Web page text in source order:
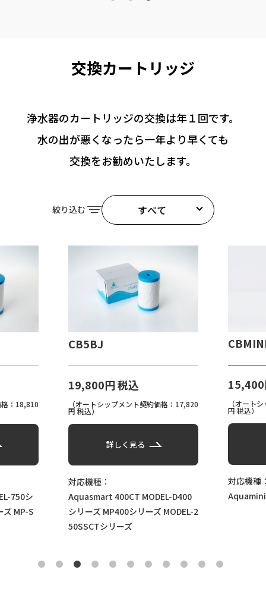
交換カートリッジ
浄⽔器のカートリッジの交換は年１回です。
⽔の出が悪くなったら⼀年より早くても
交換をお勧めいたします。
絞り込む すべて
19,800円 税込
（オートシップメント契約価格：17,820
円 税込）
Aquasmart 400CTMODEL-D400
シリーズ
MP400シリーズMODEL-2
50SSCTシリーズ
15,400円 税込
（オートシップメント契
円 税込）
Aquamini 250CT